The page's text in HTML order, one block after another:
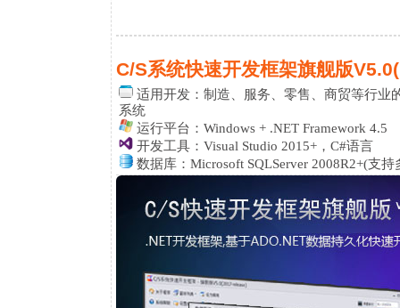
C/S系统快速开发框架旗舰版
适用开发： 制造、服务、零售、商贸等行业
系统
运行平台：Windows + .NET Framework 4.5
开发工具：Visual Studio 2015+，C#语言
数据库：Microsoft SQLServer 2008R2+(支